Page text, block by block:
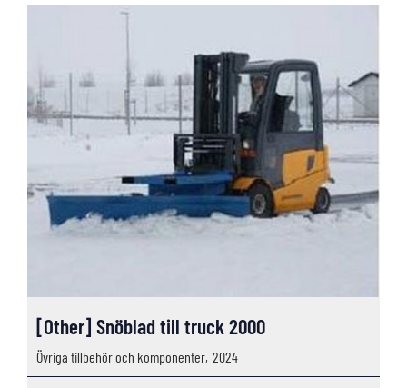
[Other] Snöblad till truck 2000
Övriga tillbehör och komponenter, 2024